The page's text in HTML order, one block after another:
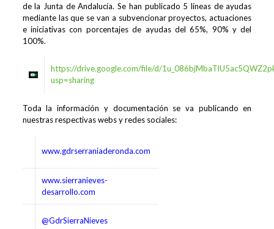
de la Junta de Andalucía. Se han publicado 5 líneas de ayudas
mediante las que se van a subvencionar proyectos, actuaciones
e iniciativas con porcentajes de ayudas del 65%, 90% y del
100%.
https://drive.google.com/file/d/
usp=sharing
Toda la información y documentación se va publicando en
nuestras respectivas webs y redes sociales:
www.gdrserraniaderonda.com
www.sierranieves-
desarrollo.com
@GdrSierraNieves